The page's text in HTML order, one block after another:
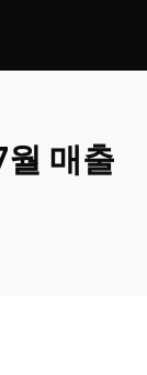
매출